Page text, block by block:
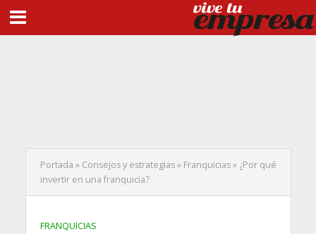
Portada » Consejos y estrategias» Franquicias» ¿Por qué
invertir en una franquicia?
FRANQUICIAS